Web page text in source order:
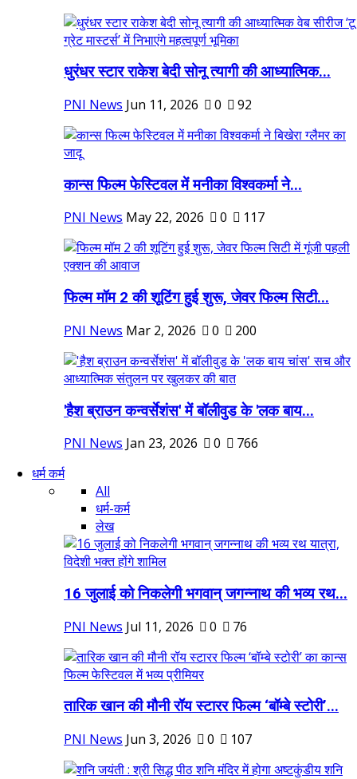
धुरंधर स्टार राकेश बेदी सोनू त्यागी की आध्यात्मिक...
PNI News Jun 11, 2026 0 92
कान्स फिल्म फेस्टिवल में मनीका विश्वकर्मा ने...
PNI News May 22, 2026 0 117
फिल्म मॉम 2 की शूटिंग हुई शुरू, जेवर फिल्म सिटी...
PNI News Mar 2, 2026 0 200
'हैश ब्राउन कन्वर्सेशंस' में बॉलीवुड के 'लक बाय...
PNI News Jan 23, 2026 0
766
धर्म कर्म
All
धर्म-कर्म
लेख
16 जुलाई को निकलेगी भगवान् जगन्नाथ की भव्य रथ...
PNI News Jul 11, 2026 0 76
तारिक खान की मौनी रॉय स्टारर फिल्म ‘बॉम्बे स्टोरी’...
PNI News Jun 3, 2026 0 107